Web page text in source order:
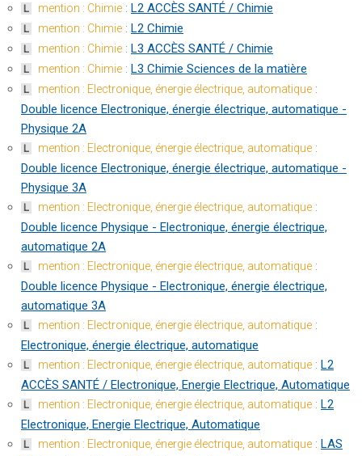
L mention : Chimie : L2 ACCÈS SANTÉ / Chimie
L mention : Chimie : L2 Chimie
L mention : Chimie : L3 ACCÈS SANTÉ / Chimie
L mention : Chimie : L3 Chimie Sciences de la matière
L mention : Electronique, énergie électrique, automatique :
Double licence Electronique, énergie électrique, automatique -
Physique 2A
L mention : Electronique, énergie électrique, automatique :
Double licence Electronique, énergie électrique, automatique -
Physique 3A
L mention : Electronique, énergie électrique, automatique :
Double licence Physique - Electronique, énergie électrique,
automatique 2A
L mention : Electronique, énergie électrique, automatique :
Double licence Physique - Electronique, énergie électrique,
automatique 3A
L mention : Electronique, énergie électrique, automatique :
Electronique, énergie électrique, automatique
L mention : Electronique, énergie électrique, automatique : L2
ACCÈS SANTÉ / Electronique, Energie Electrique, Automatique
L mention : Electronique, énergie électrique, automatique : L2
Electronique, Energie Electrique, Automatique
L mention : Electronique, énergie électrique, automatique : LAS